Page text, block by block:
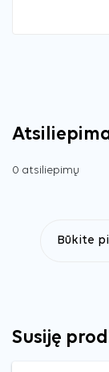
0 atsiliepimų
Būkite
Susiję